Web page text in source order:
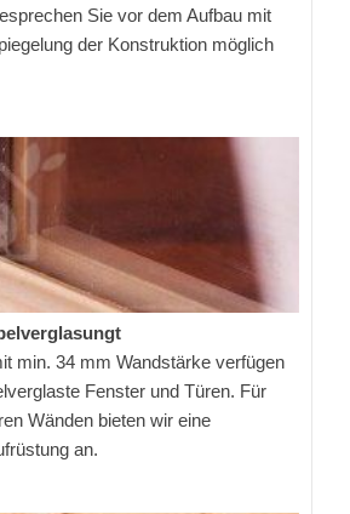
Sie vor dem Aufbau mit
der Konstruktion möglich
min. 34 mm Wandstärke verfügen
Fenster und Türen. Für
Wänden bieten wir eine
an.